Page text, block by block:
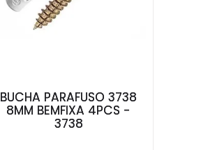
BUCHA PARAFUSO 3738
8MM BEMFIXA 4PCS -
3738